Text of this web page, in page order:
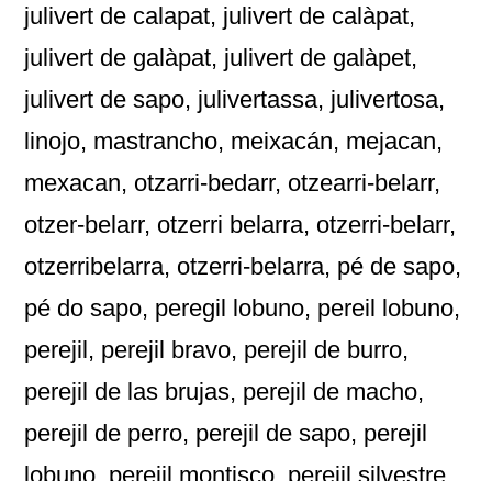
julivert de calapat, julivert de calàpat,
julivert de galàpat, julivert de galàpet,
julivert de sapo, julivertassa, julivertosa,
linojo, mastrancho, meixacán, mejacan,
mexacan, otzarri-bedarr, otzearri-belarr,
otzer-belarr, otzerri belarra, otzerri-belarr,
otzerribelarra, otzerri-belarra, pé de sapo,
pé do sapo, peregil lobuno, pereil lobuno,
perejil, perejil bravo, perejil de burro,
perejil de las brujas, perejil de macho,
perejil de perro, perejil de sapo, perejil
lobuno, perejil montisco, perejil silvestre,